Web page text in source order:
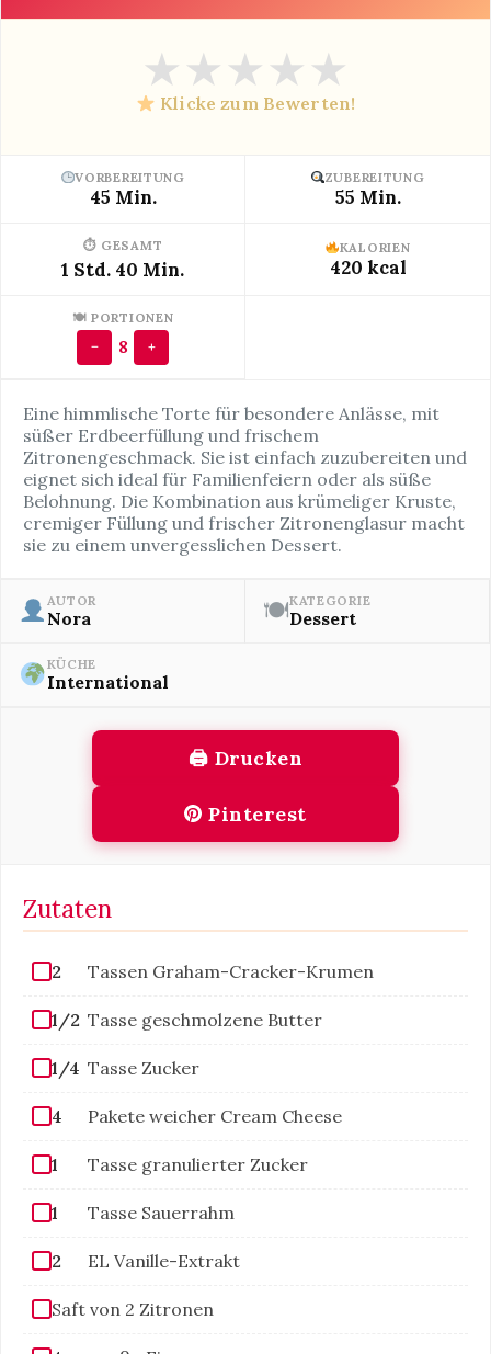
★★★★★
Klicke zum Bewerten!
VORBEREITUNG
45 Min.
ZUBEREITUNG
55 Min.
⏱ GESAMT
1 Std. 40 Min.
KALORIEN
420 kcal
🍽 PORTIONEN
− 8 +
Eine himmlische Torte für besondere Anlässe, mit
süßer Erdbeerfüllung und frischem
Zitronengeschmack. Sie ist einfach zuzubereiten und
eignet sich ideal für Familienfeiern oder als süße
Belohnung. Die Kombination aus krümeliger Kruste,
cremiger Füllung und frischer Zitronenglasur macht
sie zu einem unvergesslichen Dessert.
AUTOR
Nora 🍽KATEGORIE
Dessert
KÜCHE
International
🖨 Drucken
Pinterest
Zutaten
2 Tassen Graham-Cracker-Krumen
1/2 Tasse geschmolzene Butter
1/4 Tasse Zucker
4 Pakete weicher Cream Cheese
1 Tasse granulierter Zucker
1 Tasse Sauerrahm
2 EL Vanille-Extrakt
Saft von 2 Zitronen